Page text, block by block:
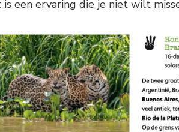
is een ervaring die je niet wilt